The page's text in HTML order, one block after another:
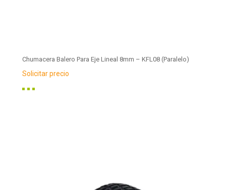
Chumacera Balero Para Eje Lineal 8mm – KFL08 (Paralelo)
Solicitar precio